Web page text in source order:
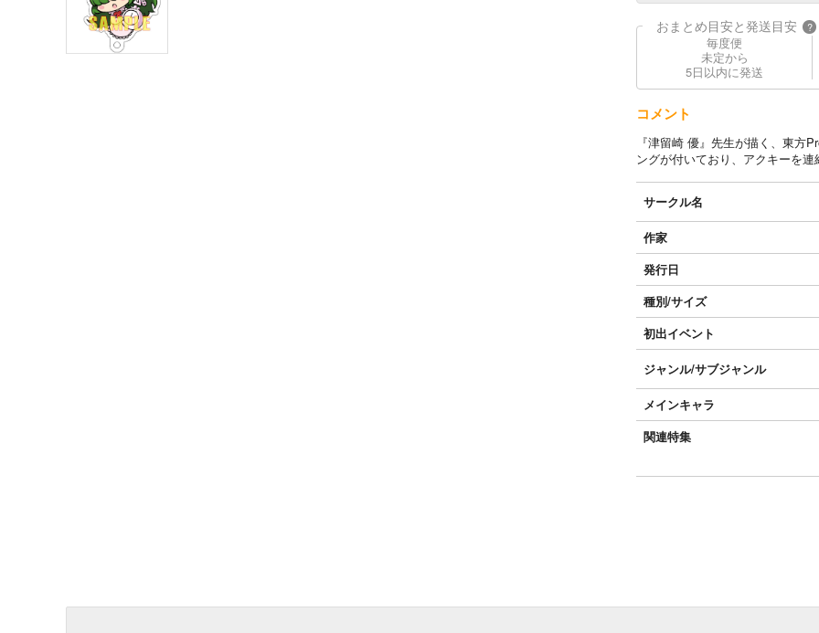
おまとめ目安と発送目安 ?
毎度便
未定から
5日以内に発送
コメント
『津留崎 優』先生が描く、東方
ングが付いており、アクキーを
サークル名
作家
発行日
種別/サイズ
初出イベント
ジャンル/サブジャンル
メインキャラ
関連特集